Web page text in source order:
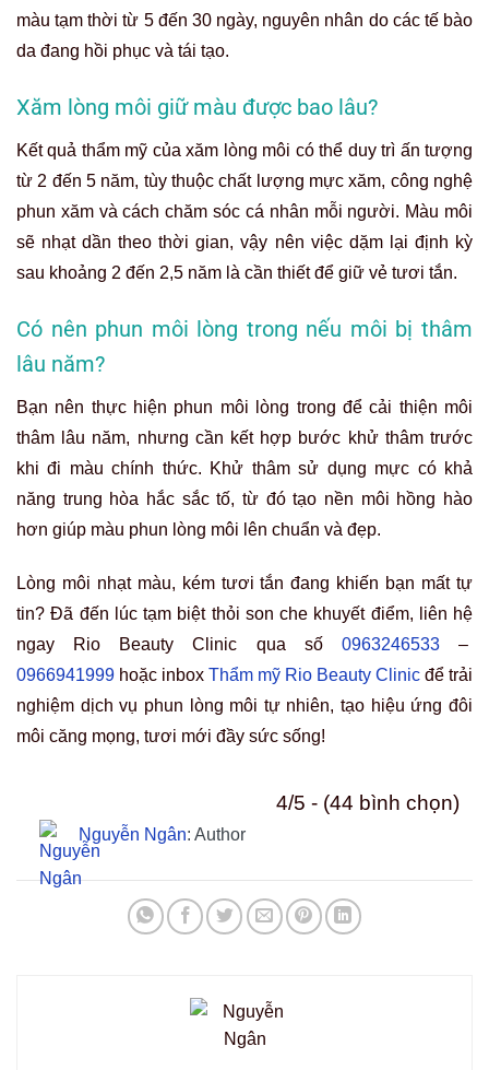
màu tạm thời từ 5 đến 30 ngày, nguyên nhân do các tế bào
da đang hồi phục và tái tạo.
Xăm lòng môi giữ màu được bao lâu?
Kết quả thẩm mỹ của xăm lòng môi có thể duy trì ấn tượng
từ 2 đến 5 năm, tùy thuộc chất lượng mực xăm, công nghệ
phun xăm và cách chăm sóc cá nhân mỗi người. Màu môi
sẽ nhạt dần theo thời gian, vậy nên việc dặm lại định kỳ
sau khoảng 2 đến 2,5 năm là cần thiết để giữ vẻ tươi tắn.
Có nên phun môi lòng trong nếu môi bị thâm
lâu năm?
Bạn nên thực hiện phun môi lòng trong để cải thiện môi
thâm lâu năm, nhưng cần kết hợp bước khử thâm trước
khi đi màu chính thức. Khử thâm sử dụng mực có khả
năng trung hòa hắc sắc tố, từ đó tạo nền môi hồng hào
hơn giúp màu phun lòng môi lên chuẩn và đẹp.
Lòng môi nhạt màu, kém tươi tắn đang khiến bạn mất tự
tin? Đã đến lúc tạm biệt thỏi son che khuyết điểm, liên hệ
ngay Rio Beauty Clinic qua số 0963246533–
0966941999 hoặc inbox Thẩm mỹ Rio Beauty Clinic để trải
nghiệm dịch vụ phun lòng môi tự nhiên, tạo hiệu ứng đôi
môi căng mọng, tươi mới đầy sức sống!
4/5 - (44 bình chọn)
Nguyễn Ngân: Author